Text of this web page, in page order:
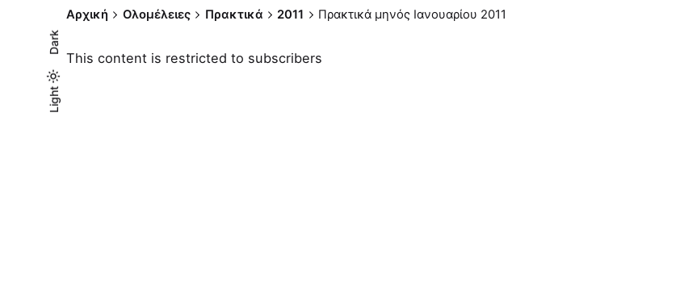
Light
Dark
Light
Dark
Αρχική Ολομέλειες Πρακτικά 2011 Πρακτικά μηνός Ιανουαρίου 2011
This content is restricted to subscribers